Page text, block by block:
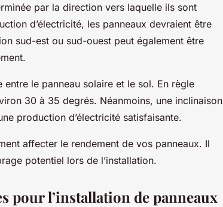
par la direction vers laquelle ils sont
d’électricité, les panneaux devraient être
sud-est ou sud-ouest peut également être
entre le panneau solaire et le sol. En règle
30 à 35 degrés. Néanmoins, une inclinaison
production d’électricité satisfaisante.
affecter le rendement de vos panneaux. Il
potentiel lors de l’installation.
pour l’installation de panneaux